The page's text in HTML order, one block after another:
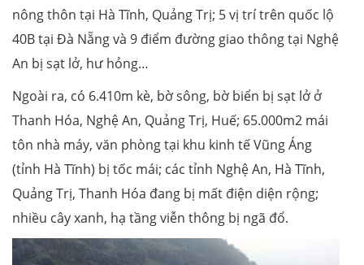
nông thôn tại Hà Tĩnh, Quảng Trị; 5 vị trí trên quốc lộ
40B tại Đà Nẵng và 9 điểm đường giao thông tại Nghệ
An bị sạt lở, hư hỏng…
Ngoài ra, có 6.410m kè, bờ sông, bờ biển bị sạt lở ở
Thanh Hóa, Nghệ An, Quảng Trị, Huế; 65.000m2 mái
tôn nhà máy, văn phòng tại khu kinh tế Vũng Áng
(tỉnh Hà Tĩnh) bị tốc mái; các tỉnh Nghệ An, Hà Tĩnh,
Quảng Trị, Thanh Hóa đang bị mất điện diện rộng;
nhiều cây xanh, hạ tầng viễn thông bị ngã đổ.